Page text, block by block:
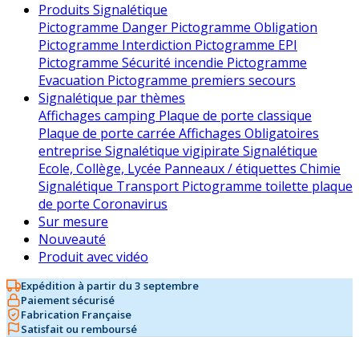
Produits Signalétique
Pictogramme Danger Pictogramme Obligation
Pictogramme Interdiction Pictogramme EPI
Pictogramme Sécurité incendie Pictogramme
Evacuation Pictogramme premiers secours
Signalétique par thèmes
Affichages camping Plaque de porte classique
Plaque de porte carrée Affichages Obligatoires
entreprise Signalétique vigipirate Signalétique
Ecole, Collège, Lycée Panneaux / étiquettes Chimie
Signalétique Transport Pictogramme toilette plaque
de porte Coronavirus
Sur mesure
Nouveauté
Produit avec vidéo
Expédition à partir du 3 septembre
Paiement sécurisé
Fabrication Française
Satisfait ou remboursé